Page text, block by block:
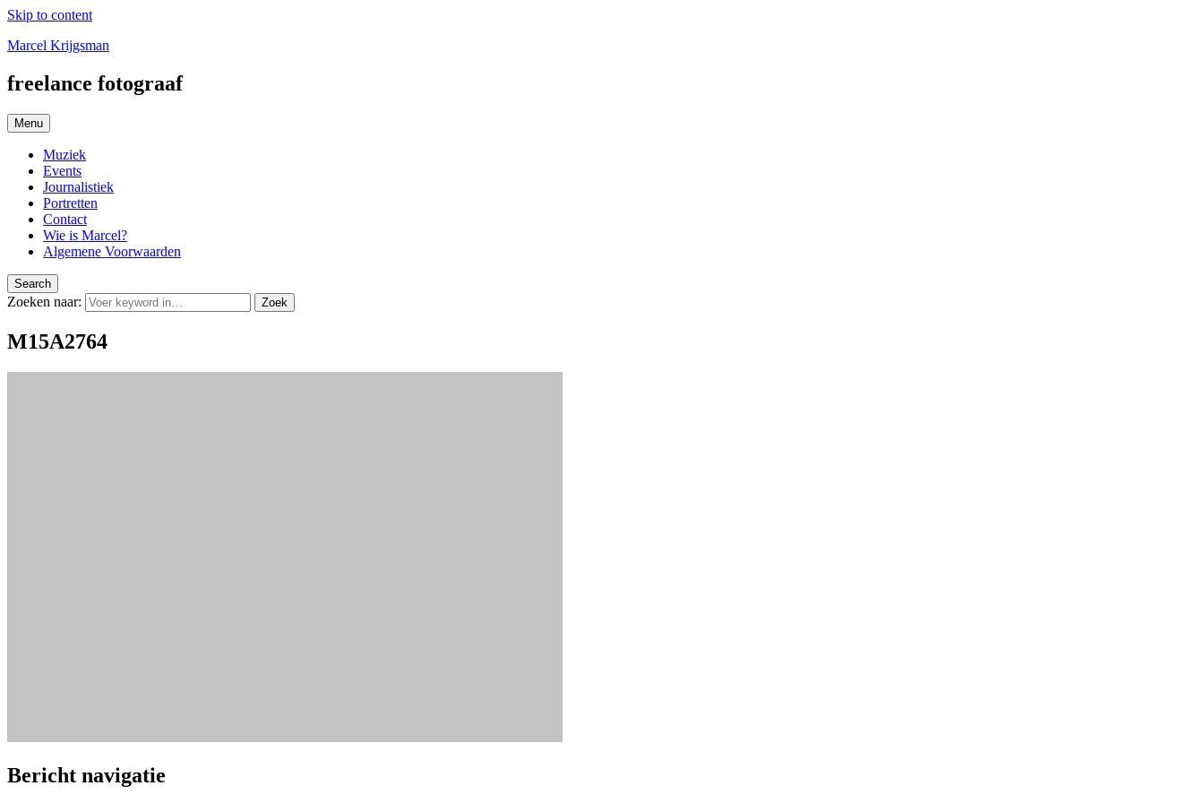
Skip to content
Marcel Krijgsman
freelance fotograaf
Menu
Muziek
Events
Journalistiek
Portretten
Contact
Wie is Marcel?
Algemene Voorwaarden
Search
Zoeken naar: Zoek
M15A2764
Bericht navigatie